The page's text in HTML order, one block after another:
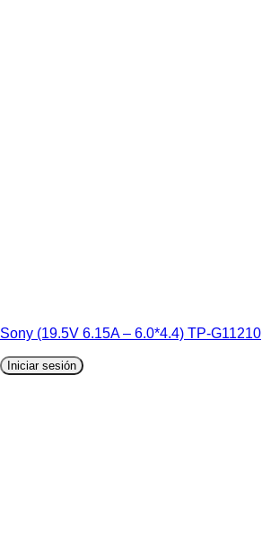
Sony (19.5V 6.15A – 6.0*4.4) TP-G11210
Iniciar sesión